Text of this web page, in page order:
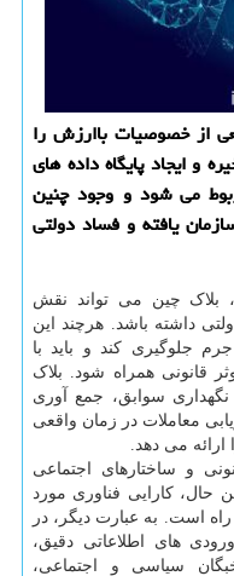
از خصوصیات باارزش را
و ایجاد پایگاه داده های
می شود و وجود چنین
یافته و فساد دولتی
بلاک چین می تواند نقش
داشته باشد. هرچند این
جلوگیری کند و باید با
قانونی همراه شود. بلاک
سوابق، جمع آوری
معاملات در زمان واقعی
می دهد.
و ساختارهای اجتماعی
حال، کارایی فناوری مورد
است. به عبارت دیگر، در
های اطلاعاتی دقیق،
سیاسی و اجتماعی،